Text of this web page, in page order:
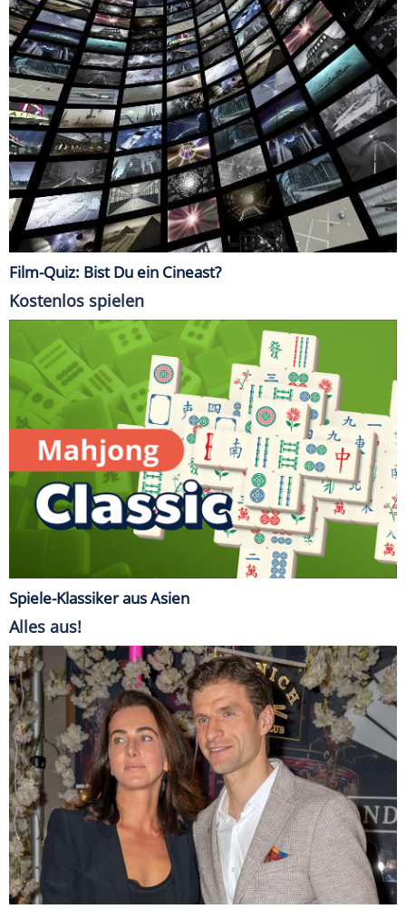
Film-Quiz: Bist Du ein Cineast?
Kostenlos spielen
Spiele-Klassiker aus Asien
Alles aus!